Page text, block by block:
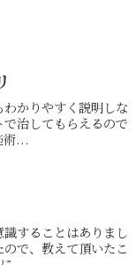
かりやすく説明しな
治してもらえるので
術...
することはありまし
で、教えて頂いたこ